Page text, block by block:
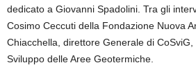
dedicato a Giovanni Spadolini. Tra gli
Cosimo Ceccuti della Fondazione Nuova
Chiacchella, direttore Generale di
Sviluppo delle Aree Geotermiche.